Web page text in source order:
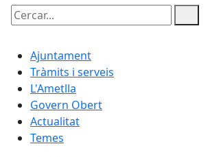
Cercar:
Ajuntament
Tràmits i serveis
L'Ametlla
Govern Obert
Actualitat
Temes